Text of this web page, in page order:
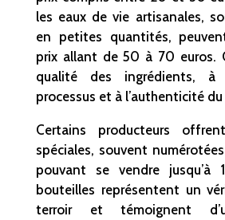
les eaux de vie artisanales,
en petites quantités,
prix allant de 50 à 70 euros.
qualité des ingrédients,
processus et à l’authenticité
Certains producteurs
spéciales, souvent
pouvant se vendre jusqu’à
bouteilles représentent un
terroir et témoignent